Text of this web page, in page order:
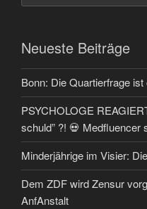
Neueste Beiträge
Bonn: Die Quartierfrage
PSYCHOLOGE
schuld” ?! 💀 Medfluencer
Minderjährige im Visier:
Dem ZDF wird Zensur
AnfAnstalt